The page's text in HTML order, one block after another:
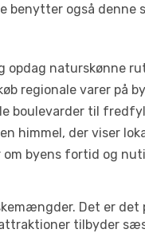
også
opdag naturskønne
regionale varer på
boulevarder til
himmel, der viser
byens fortid og
Det er det
tilbyder